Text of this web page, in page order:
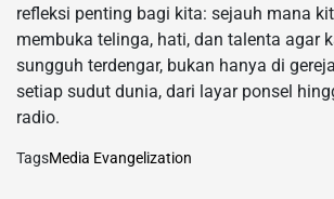
refleksi penting bagi kita: sejauh mana
membuka telinga, hati, dan talenta agar
sungguh terdengar, bukan hanya di
setiap sudut dunia, dari layar ponsel
radio.
TagsMedia Evangelization